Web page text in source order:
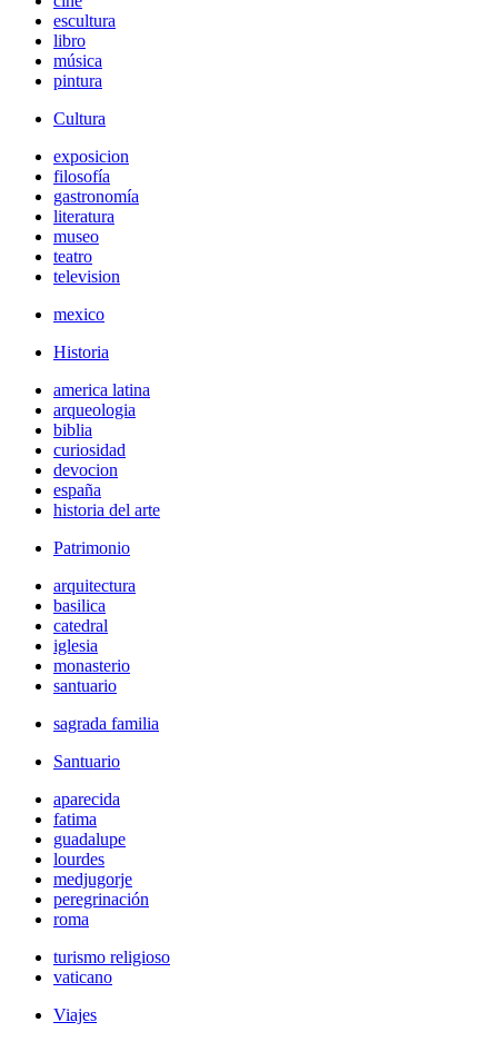
escultura
libro
música
pintura
Cultura
exposicion
filosofía
gastronomía
literatura
museo
teatro
television
mexico
Historia
america latina
arqueologia
biblia
curiosidad
devocion
españa
historia del arte
Patrimonio
arquitectura
basilica
catedral
iglesia
monasterio
santuario
sagrada familia
Santuario
aparecida
fatima
guadalupe
lourdes
medjugorje
peregrinación
roma
turismo religioso
vaticano
Viajes